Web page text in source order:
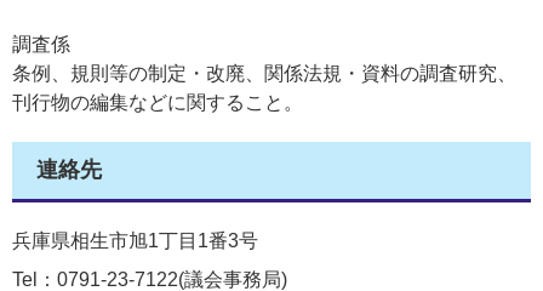
調査係
条例、規則等の制定・改廃、関係法規・資料の調査研究、
刊行物の編集などに関すること。
連絡先
兵庫県相生市旭1丁目1番3号
Tel：0791-23-7122 議会事務局